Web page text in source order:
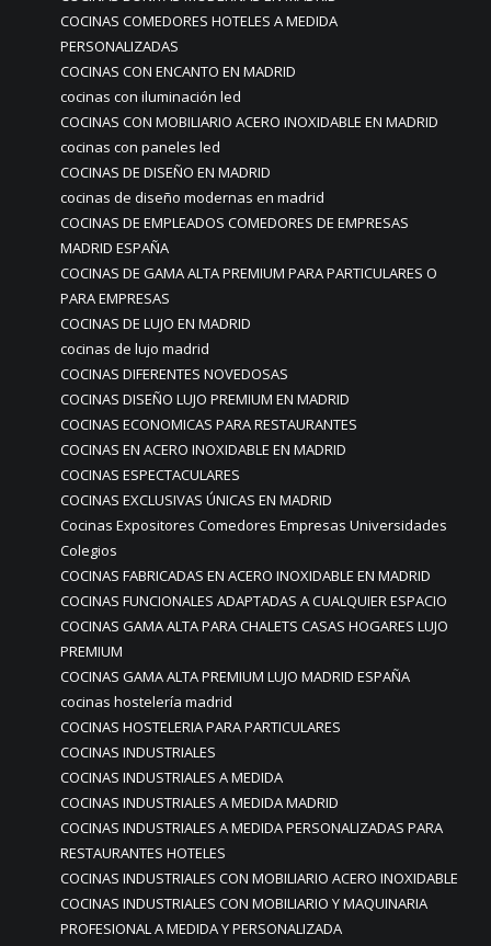
COCINAS COMEDORES HOTELES A MEDIDA
PERSONALIZADAS
COCINAS CON ENCANTO EN MADRID
cocinas con iluminación led
COCINAS CON MOBILIARIO ACERO INOXIDABLE EN MADRID
cocinas con paneles led
COCINAS DE DISEÑO EN MADRID
cocinas de diseño modernas en madrid
COCINAS DE EMPLEADOS COMEDORES DE EMPRESAS
MADRID ESPAÑA
COCINAS DE GAMA ALTA PREMIUM PARA PARTICULARES O
PARA EMPRESAS
COCINAS DE LUJO EN MADRID
cocinas de lujo madrid
COCINAS DIFERENTES NOVEDOSAS
COCINAS DISEÑO LUJO PREMIUM EN MADRID
COCINAS ECONOMICAS PARA RESTAURANTES
COCINAS EN ACERO INOXIDABLE EN MADRID
COCINAS ESPECTACULARES
COCINAS EXCLUSIVAS ÚNICAS EN MADRID
Cocinas Expositores Comedores Empresas Universidades
Colegios
COCINAS FABRICADAS EN ACERO INOXIDABLE EN MADRID
COCINAS FUNCIONALES ADAPTADAS A CUALQUIER ESPACIO
COCINAS GAMA ALTA PARA CHALETS CASAS HOGARES LUJO
PREMIUM
COCINAS GAMA ALTA PREMIUM LUJO MADRID ESPAÑA
cocinas hostelería madrid
COCINAS HOSTELERIA PARA PARTICULARES
COCINAS INDUSTRIALES
COCINAS INDUSTRIALES A MEDIDA
COCINAS INDUSTRIALES A MEDIDA MADRID
COCINAS INDUSTRIALES A MEDIDA PERSONALIZADAS PARA
RESTAURANTES HOTELES
COCINAS INDUSTRIALES CON MOBILIARIO ACERO INOXIDABLE
COCINAS INDUSTRIALES CON MOBILIARIO Y MAQUINARIA
PROFESIONAL A MEDIDA Y PERSONALIZADA